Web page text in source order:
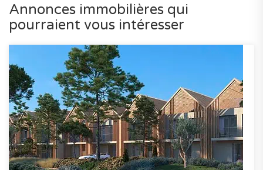
Annonces immobilières qui
pourraient vous intéresser